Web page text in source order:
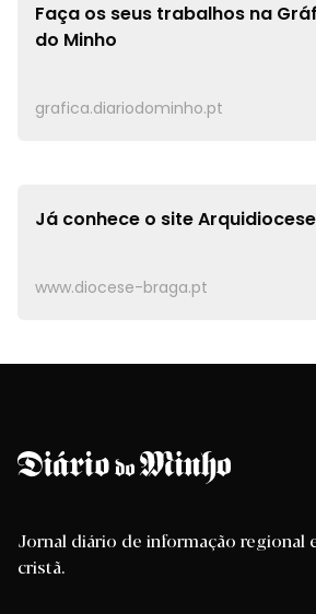
Faça os seus trabalhos na
do Minho
grafica.diariodominho.pt
Já conhece o site
www.diocese-braga.pt
Jornal diário de informação regional
cristã.